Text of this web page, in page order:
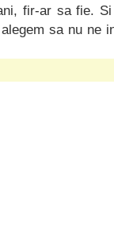
fir-ar sa fie.
sa nu ne